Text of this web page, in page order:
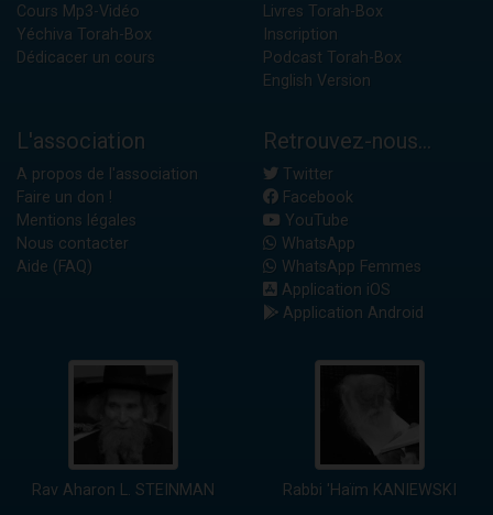
Cours Mp3-Vidéo
Yéchiva Torah-Box
Dédicacer un cours
Livres Torah-Box
Inscription
Podcast Torah-Box
English Version
L'association
A propos de l'association
Faire un don !
Mentions légales
Nous contacter
Aide (FAQ)
Retrouvez-nous...
Twitter
Facebook
YouTube
WhatsApp
WhatsApp Femmes
Application iOS
Application Android
Rav Aharon L. STEINMAN Rabbi 'Haïm KANIEWSKI